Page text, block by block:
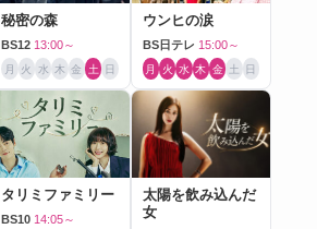
秘密の森
BS12 13:00～
月 火 水 木 金 土 日
ウンヒの涙
BS日テレ 15:00～
月 火 水 木 金 土 日
タリミファミリー
BS10 14:05～
太陽を飲み込んだ
女